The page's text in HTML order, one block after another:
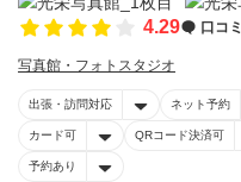
4.29 口コミ
写真館・フォトスタジオ
出張・訪問対応 ネット予約
カード可 QRコード決済可
予約あり